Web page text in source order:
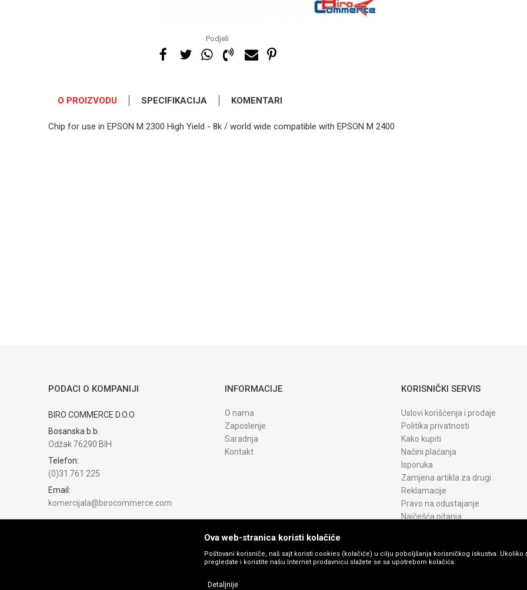
Podjeli
O PROIZVODU SPECIFIKACIJA KOMENTARI
Chip for use in EPSON M 2300 High Yield - 8k / world wide compatible with EPSON M 2400
PODACI O KOMPANIJI
BIRO COMMERCE D.O.O
Bosanska b.b.
Odžak 76290 BIH
Telefon:
(0)31 761 225
Email:
komercijala@birocommerce.com
INFORMACIJE
O nama
Zaposlenje
Saradnja
Kontakt
KORISNIČKI SERVIS
Uslovi korišćenja i prodaje
Politika privatnosti
Kako kupiti
Načini plaćanja
Isporuka
Zamjena artikla za drugi
Reklamacije
Pravo na odustajanje
Najčešća pitanja
Ova web-stranica koristi kolačiće
Poštovani korisniče, naš sajt koristi cookies (kolačiće) u cilju poboljšanja korisničkog iskustva. Ukoliko
pregledate i koristite našu Internet prodavnicu slažete se sa upotrebom kolačića.
Detaljnije